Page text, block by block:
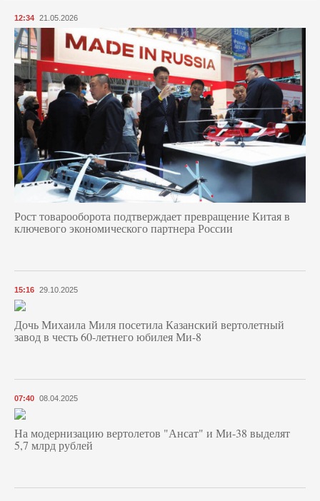
12:34 21.05.2026
Рост товарооборота подтверждает превращение Китая в
ключевого экономического партнера России
15:16 29.10.2025
Дочь Михаила Миля посетила Казанский вертолетный
завод в честь 60-летнего юбилея Ми-8
07:40 08.04.2025
На модернизацию вертолетов "Ансат" и Ми-38 выделят
5,7 млрд рублей